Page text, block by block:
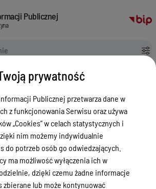
Urząd Miasta Olsztyna
Publicznej
zgony,
prywatność
Publicznej przetwarza dane w
z funkcjonowania Serwisu oraz używa
„Cookies” w celach statystycznych i
nim możemy indywidualnie
do potrzeb osób go odwiedzających.
ma możliwość wyłączenia ich w
dzięki czemu żadne informacje
zbierane lub może kontynuować